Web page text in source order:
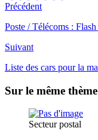
Précédent
Poste / Télécoms :
Suivant
Liste des cars pour la
Sur le même thème
Secteur postal